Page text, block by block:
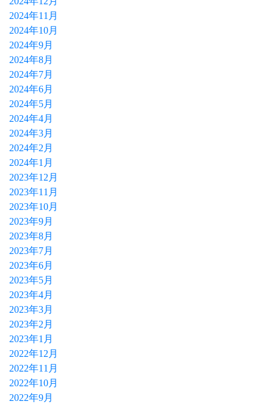
2024年11月
2024年10月
2024年9月
2024年8月
2024年7月
2024年6月
2024年5月
2024年4月
2024年3月
2024年2月
2024年1月
2023年12月
2023年11月
2023年10月
2023年9月
2023年8月
2023年7月
2023年6月
2023年5月
2023年4月
2023年3月
2023年2月
2023年1月
2022年12月
2022年11月
2022年10月
2022年9月